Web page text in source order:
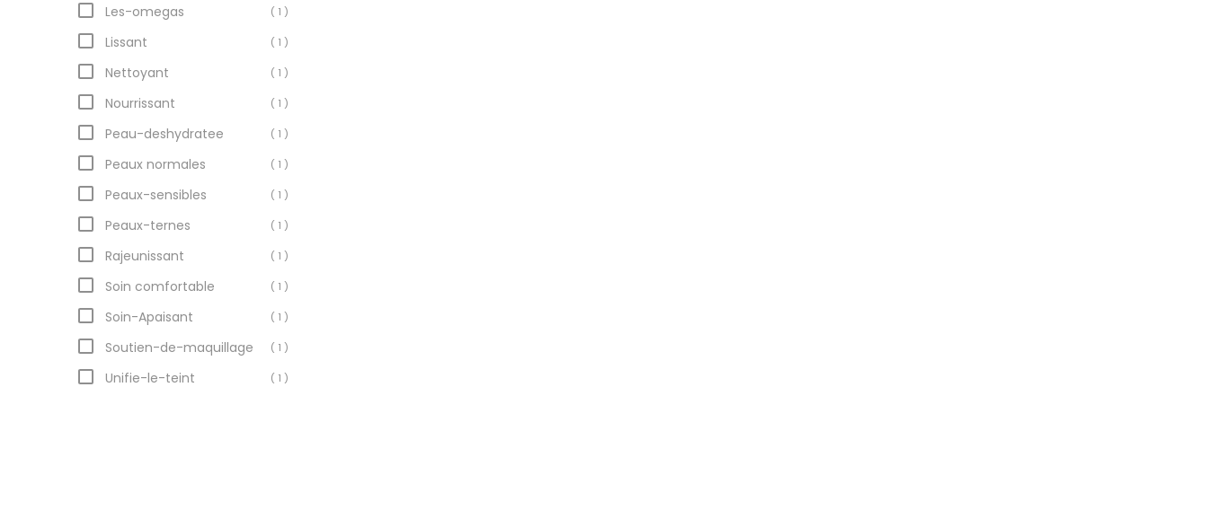
Les-omegas ( 1 )
Lissant ( 1 )
Nettoyant ( 1 )
Nourrissant ( 1 )
Peau-deshydratee ( 1 )
Peaux normales ( 1 )
Peaux-sensibles ( 1 )
Peaux-ternes ( 1 )
Rajeunissant ( 1 )
Soin comfortable ( 1 )
Soin-Apaisant ( 1 )
Soutien-de-maquillage ( 1 )
Unifie-le-teint ( 1 )